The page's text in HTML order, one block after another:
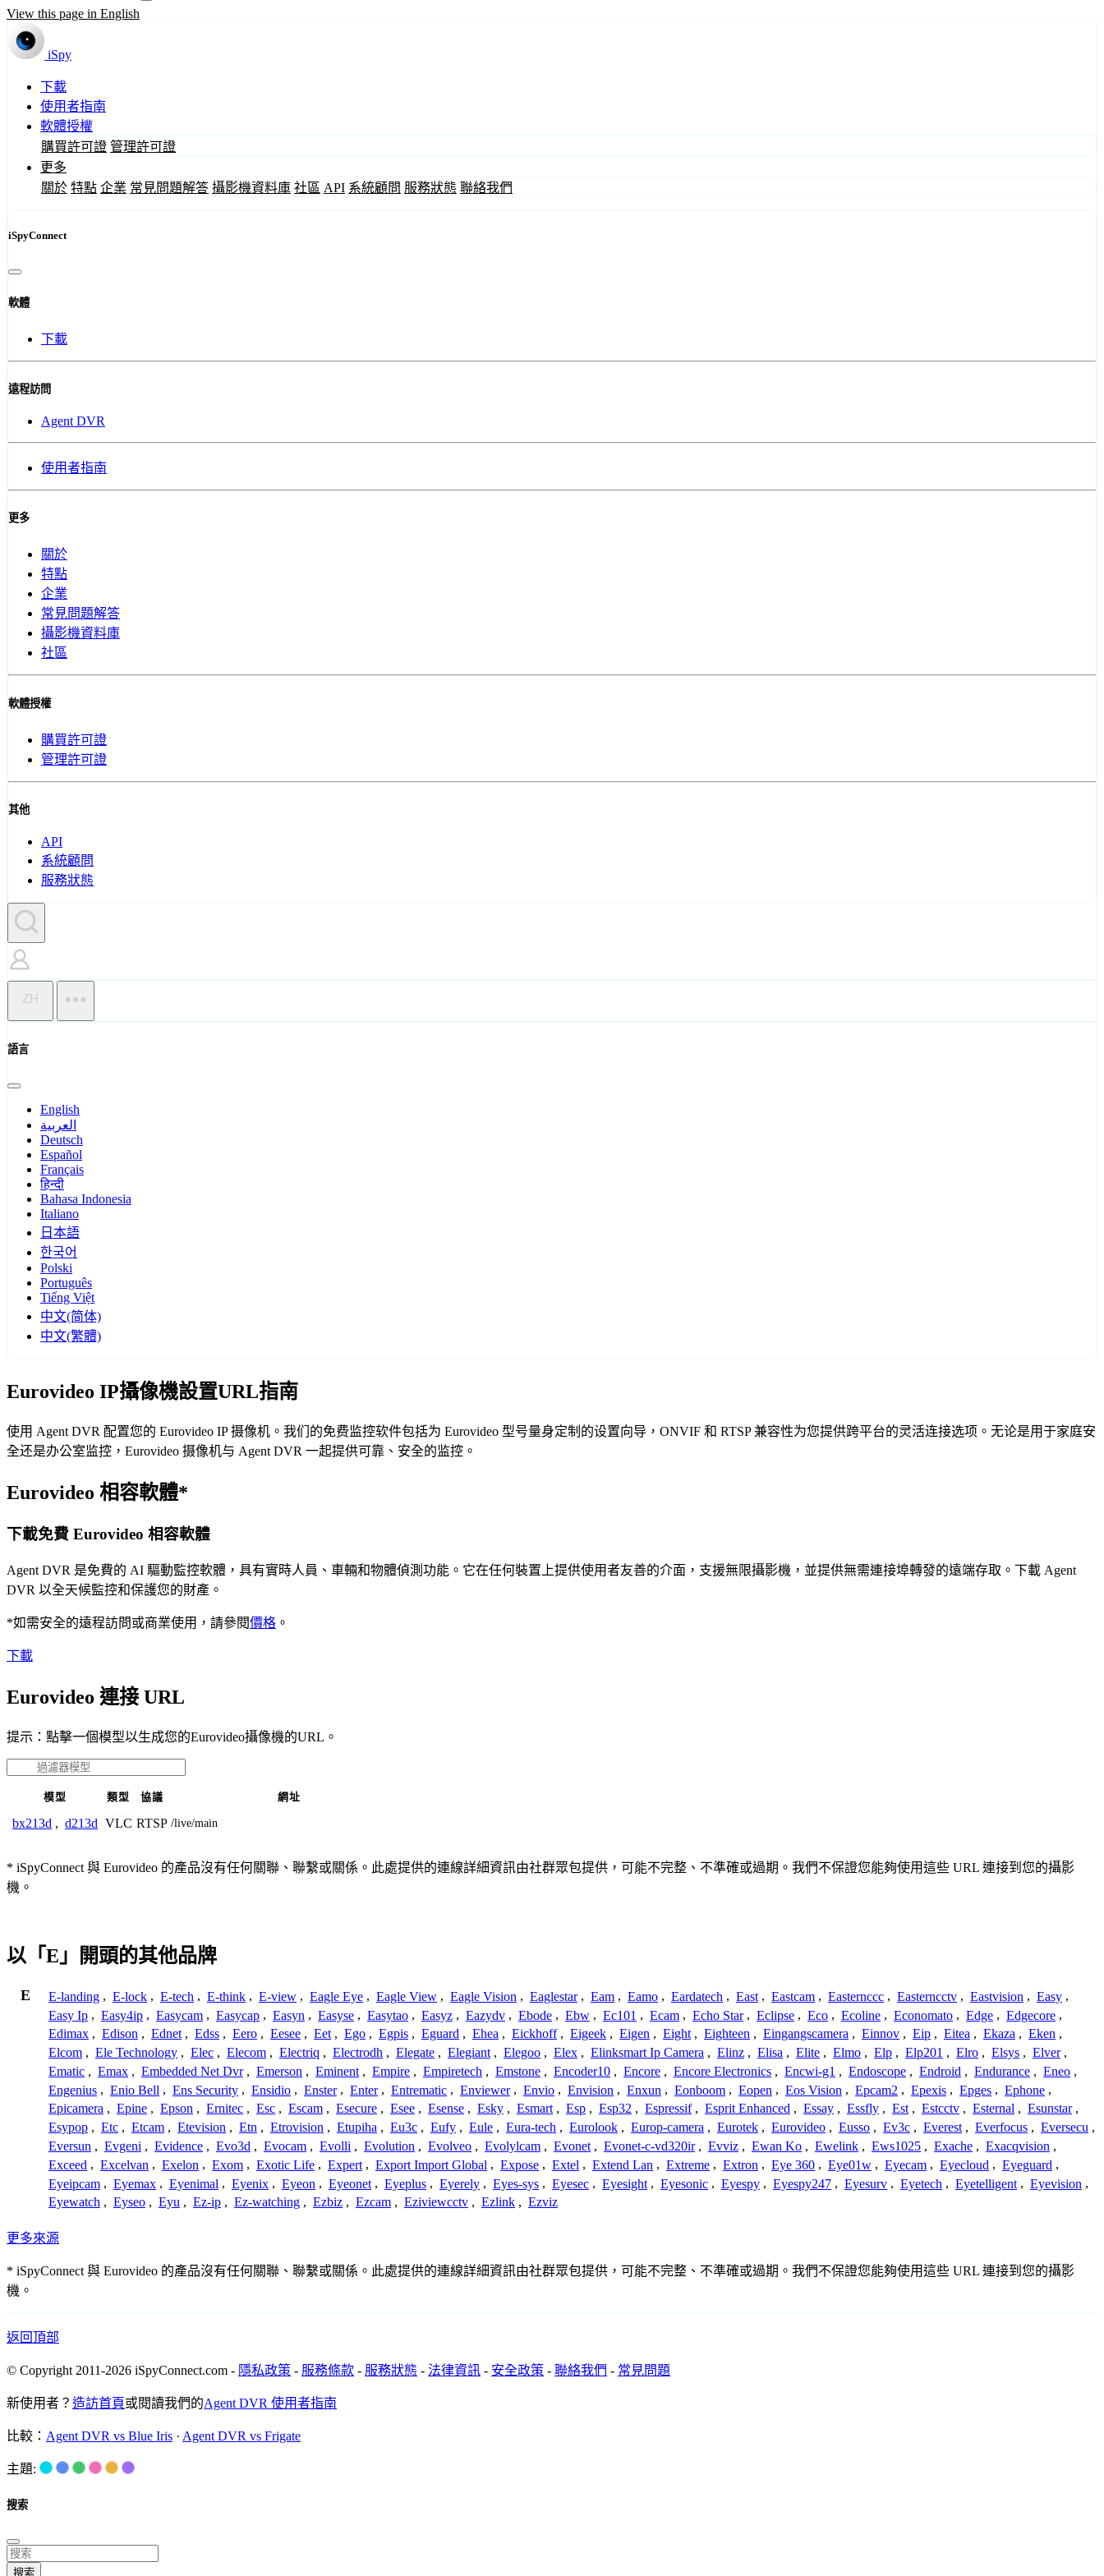
View this page in English
iSpy
下載
使用者指南
軟體授權
購買許可證 管理許可證
更多
關於 特點 企業 常見問題解答 攝影機資料庫 社區 API 系統顧問 服務狀態 聯絡我們
iSpyConnect
軟體
下載
遠程訪問
Agent DVR
使用者指南
更多
關於
特點
企業
常見問題解答
攝影機資料庫
社區
軟體授權
購買許可證
管理許可證
其他
API
系統顧問
服務狀態
ZH
語言
English
العربية
Deutsch
Español
Français
हिन्दी
Bahasa Indonesia
Italiano
日本語
한국어
Polski
Português
Tiếng Việt
中文(简体)
中文(繁體)
Eurovideo IP攝像機設置URL指南
使用 Agent DVR 配置您的 Eurovideo IP 摄像机。我们的免费监控软件包括为 Eurovideo 型号量身定制的设置向导，ONVIF 和 RTSP 兼容性为您提供跨平台的灵活连接选项。无论是用于家庭安
全还是办公室监控，Eurovideo 摄像机与 Agent DVR 一起提供可靠、安全的监控。
Eurovideo 相容軟體*
下載免費 Eurovideo 相容軟體
Agent DVR 是免費的 AI 驅動監控軟體，具有實時人員、車輛和物體偵測功能。它在任何裝置上提供使用者友善的介面，支援無限攝影機，並提供無需連接埠轉發的遠端存取。下載 Agent
DVR 以全天候監控和保護您的財產。
*如需安全的遠程訪問或商業使用，請參閱價格 。
下載
Eurovideo 連接 URL
提示：點擊一個模型以生成您的Eurovideo攝像機的URL。
模型 類型 協議 網址
bx213d , d213d VLC RTSP /live/main
* iSpyConnect 與 Eurovideo 的產品沒有任何關聯、聯繫或關係。此處提供的連線詳細資訊由社群眾包提供，可能不完整、不準確或過期。我們不保證您能夠使用這些 URL 連接到您的攝影
機。
以「E」開頭的其他品牌
E E-landing , E-lock , E-tech , E-think , E-view , Eagle Eye , Eagle View , Eagle Vision , Eaglestar , Eam , Eamo , Eardatech , East , Eastcam , Easternccc , Easterncctv , Eastvision , Easy ,
Easy Ip , Easy4ip , Easycam , Easycap , Easyn , Easyse , Easytao , Easyz , Eazydv , Ebode , Ebw , Ec101 , Ecam , Echo Star , Eclipse , Eco , Ecoline , Economato , Edge , Edgecore ,
Edimax , Edison , Ednet , Edss , Eero , Eesee , Eet , Ego , Egpis , Eguard , Ehea , Eickhoff , Eigeek , Eigen , Eight , Eighteen , Eingangscamera , Einnov , Eip , Eitea , Ekaza , Eken ,
Elcom , Ele Technology , Elec , Elecom , Electriq , Electrodh , Elegate , Elegiant , Elegoo , Elex , Elinksmart Ip Camera , Elinz , Elisa , Elite , Elmo , Elp , Elp201 , Elro , Elsys , Elver ,
Ematic , Emax , Embedded Net Dvr , Emerson , Eminent , Empire , Empiretech , Emstone , Encoder10 , Encore , Encore Electronics , Encwi-g1 , Endoscope , Endroid , Endurance , Eneo ,
Engenius , Enio Bell , Ens Security , Ensidio , Enster , Enter , Entrematic , Enviewer , Envio , Envision , Enxun , Eonboom , Eopen , Eos Vision , Epcam2 , Epexis , Epges , Ephone ,
Epicamera , Epine , Epson , Ernitec , Esc , Escam , Esecure , Esee , Esense , Esky , Esmart , Esp , Esp32 , Espressif , Esprit Enhanced , Essay , Essfly , Est , Estcctv , Esternal , Esunstar ,
Esypop , Etc , Etcam , Etevision , Etn , Etrovision , Etupiha , Eu3c , Eufy , Eule , Eura-tech , Eurolook , Europ-camera , Eurotek , Eurovideo , Eusso , Ev3c , Everest , Everfocus , Eversecu ,
Eversun , Evgeni , Evidence , Evo3d , Evocam , Evolli , Evolution , Evolveo , Evolylcam , Evonet , Evonet-c-vd320ir , Evviz , Ewan Ko , Ewelink , Ews1025 , Exache , Exacqvision ,
Exceed , Excelvan , Exelon , Exom , Exotic Life , Expert , Export Import Global , Expose , Extel , Extend Lan , Extreme , Extron , Eye 360 , Eye01w , Eyecam , Eyecloud , Eyeguard ,
Eyeipcam , Eyemax , Eyenimal , Eyenix , Eyeon , Eyeonet , Eyeplus , Eyerely , Eyes-sys , Eyesec , Eyesight , Eyesonic , Eyespy , Eyespy247 , Eyesurv , Eyetech , Eyetelligent , Eyevision ,
Eyewatch , Eyseo , Eyu , Ez-ip , Ez-watching , Ezbiz , Ezcam , Eziviewcctv , Ezlink , Ezviz
更多來源
* iSpyConnect 與 Eurovideo 的產品沒有任何關聯、聯繫或關係。此處提供的連線詳細資訊由社群眾包提供，可能不完整、不準確或過期。我們不保證您能夠使用這些 URL 連接到您的攝影
機。
返回頂部
© Copyright 2011-2026 iSpyConnect.com - 隱私政策 - 服務條款 - 服務狀態 - 法律資訊 - 安全政策 - 聯絡我們 - 常見問題
新使用者？ 造訪首頁或閱讀我們的Agent DVR 使用者指南
比較： Agent DVR vs Blue Iris · Agent DVR vs Frigate
主題:
搜索
搜索